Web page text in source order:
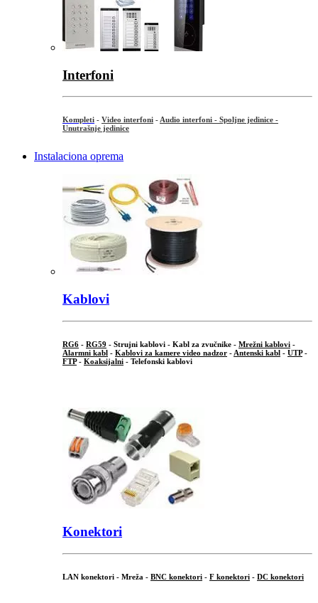
Interfoni
Kompleti - Video interfoni - Audio interfoni - Spoljne jedinice -
Unutrašnje jedinice
Instalaciona oprema
Kablovi
RG6 - RG59 - Strujni kablovi - Kabl za zvučnike - Mrežni kablovi -
Alarmni kabl - Kablovi za kamere video nadzor - Antenski kabl - UTP-
FTP- Koaksijalni - Telefonski kablovi
Konektori
LAN konektori - Mreža - BNC konektori - F konektori - DC konektori